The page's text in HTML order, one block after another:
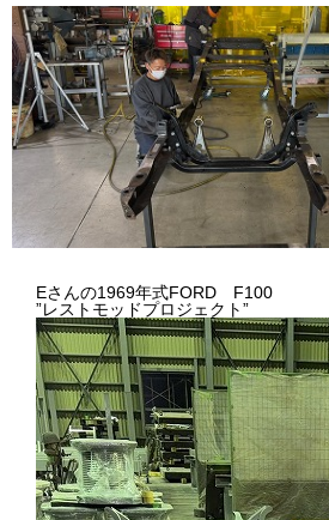
Eさんの1969年式FORD F100
”レストモッドプロジェクト”